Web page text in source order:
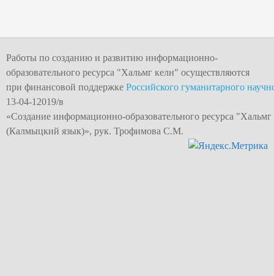
Работы по созданию и развитию информационно-
образовательного ресурса "Хальмг келн" осуществляются
при финансовой поддержке Российского гуманитарного
13-04-12019/в
«Создание информационно-образовательного ресурса
(Калмыцкий язык)», рук. Трофимова С.М.